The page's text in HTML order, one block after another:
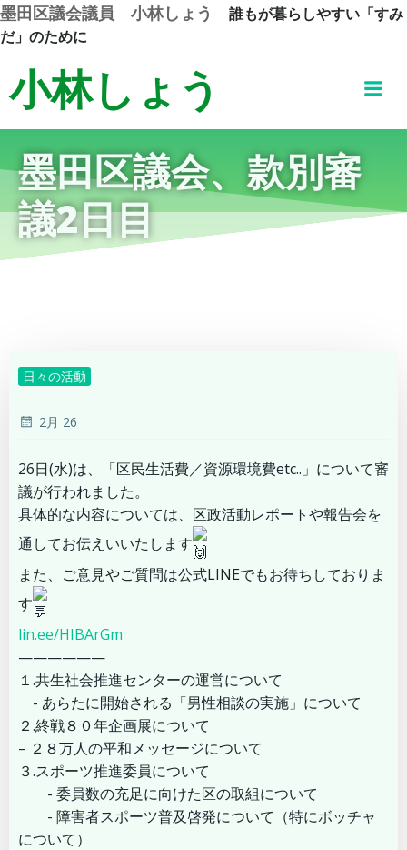
コ
ン
ツ
キ
ッ
墨田区議会議員 小林しょう 誰もが暮らしやすい「すみ
だ」のために
小林しょう
墨田区議会、款別審
議2日目
日々の活動
2月 26
26日(水)は、「区民生活費／資源環境費etc..」について審
議が行われました。
具体的な内容については、区政活動レポートや報告会を
通してお伝えいいたします
また、ご意見やご質問は公式LINEでもお待ちしておりま
す
lin.ee/HIBArGm
——————
１.共生社会推進センターの運営について
- あらたに開始される「男性相談の実施」について
２.終戦８０年企画展について
– ２８万人の平和メッセージについて
３.スポーツ推進委員について
- 委員数の充足に向けた区の取組について
- 障害者スポーツ普及啓発について（特にボッチャ
について）